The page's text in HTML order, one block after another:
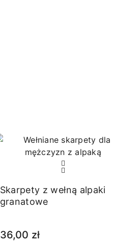
Skarpety z wełną alpaki
granatowe
36,00 zł